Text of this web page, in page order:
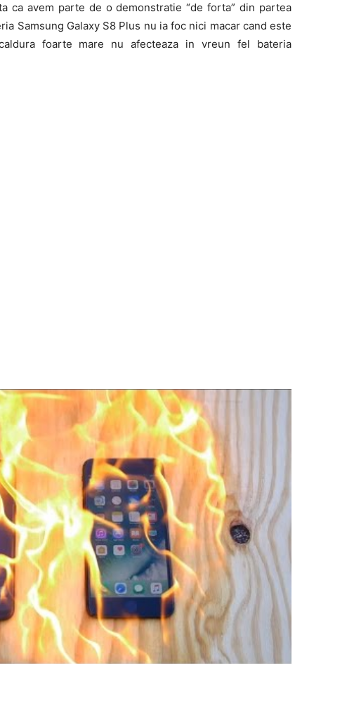
ca avem parte de o demonstratie “de forta” din partea
Samsung Galaxy S8 Plus nu ia foc nici macar cand este
foarte mare nu afecteaza in vreun fel bateria